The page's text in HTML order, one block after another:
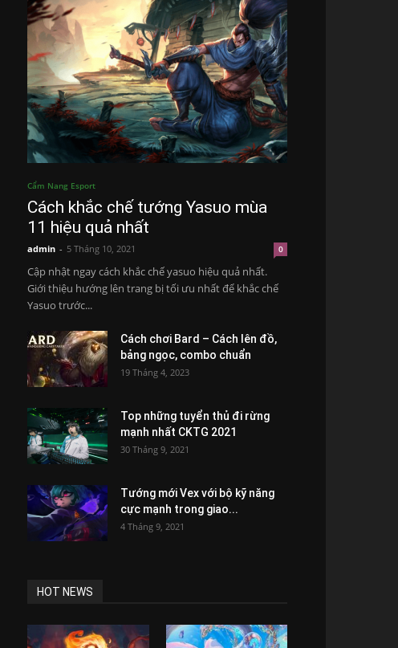
Cẩm Nang Esport
Cách khắc chế tướng Yasuo mùa
11 hiệu quả nhất
admin - 5 Tháng 10, 2021 0
Cập nhật ngay cách khắc chế yasuo hiệu quả nhất.
Giới thiệu hướng lên trang bị tối ưu nhất để khắc chế
Yasuo trước...
Cách chơi Bard – Cách lên đồ,
bảng ngọc, combo chuẩn
19 Tháng 4, 2023
Top những tuyển thủ đi rừng
mạnh nhất CKTG 2021
30 Tháng 9, 2021
Tướng mới Vex với bộ kỹ năng
cực mạnh trong giao...
4 Tháng 9, 2021
HOT NEWS